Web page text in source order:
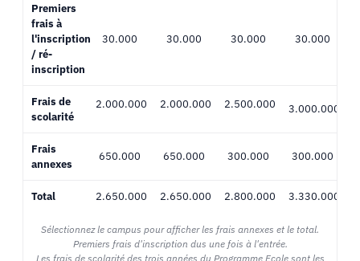
Premiers
frais à
l'inscription
/ ré-
inscription
30.000 30.000 30.000 30.000
Frais de
scolarité
2.000.000 2.000.000 2.500.000 3.000.000
Frais
annexes
650.000 650.000 300.000 300.000
Total 2.650.000 2.650.000 2.800.000 3.330.000
Sélectionnez le campus pour afficher les frais annexes et le total.
Premiers frais d'inscription dus une fois à l'entrée.
​Les frais de scolarité des trois années du Programme Ecole sont les